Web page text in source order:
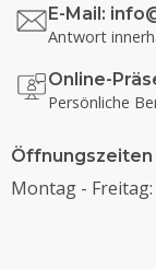
E-Mail:
Antwort
Online-
Persönliche
Öffnungszeiten
Montag - Freitag: